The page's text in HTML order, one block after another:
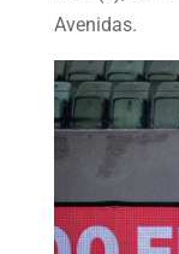
Avenidas.